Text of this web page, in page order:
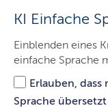
KI Einfache
Einblenden eines
einfache Sprache
Erlauben,
Sprache
Lernen am
Hinweis: